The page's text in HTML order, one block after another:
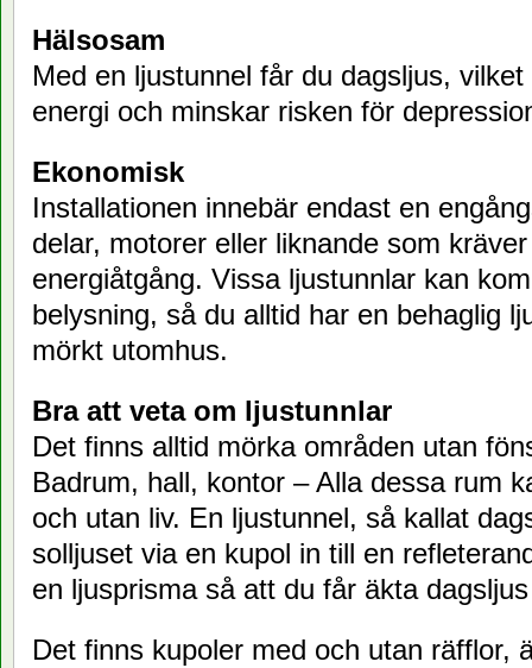
Hälsosam
Med en ljustunnel får du dagsljus,
energi och minskar risken för
Ekonomisk
Installationen innebär endast en
delar, motorer eller liknande som
energiåtgång. Vissa ljustunnlar kan
belysning, så du alltid har en behaglig
mörkt utomhus.
Bra att veta om ljustunnlar
Det finns alltid mörka områden utan
Badrum, hall, kontor – Alla dessa rum
och utan liv. En ljustunnel, så kallat
solljuset via en kupol in till en
en ljusprisma så att du får äkta
Det finns kupoler med och utan räfflor,